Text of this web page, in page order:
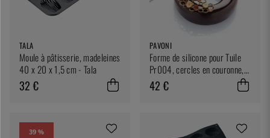
TALA
Moule à pâtisserie, madeleines
40 x 20 x 1,5 cm - Tala
32 €
PAVONI
Forme de silicone pour Tuile
Pr004, cercles en couronne,
pavodecor - Pavoni
42 €
39 %